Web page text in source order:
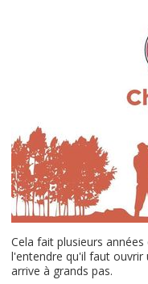
Cela fait plusieurs
l'entendre qu'il faut ouvrir
arrive à grands pas.